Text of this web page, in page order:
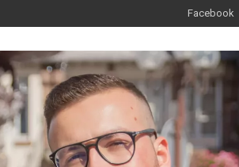
Facebook